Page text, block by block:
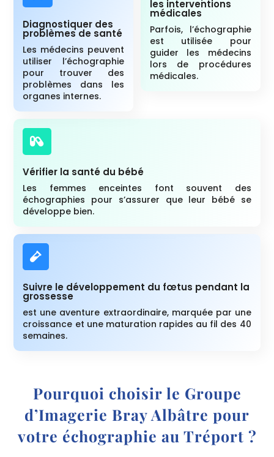
Diagnostiquer des
problèmes de santé
Les médecins peuvent
utiliser l’échographie
pour trouver des
problèmes dans les
organes internes.
les interventions
médicales
Parfois, l’échographie
est utilisée pour
guider les médecins
lors de procédures
médicales.

Vérifier la santé du bébé
Les femmes enceintes font souvent des
échographies pour s’assurer que leur bébé se
développe bien.

Suivre le développement du fœtus pendant la
grossesse
est une aventure extraordinaire, marquée par une
croissance et une maturation rapides au fil des 40
semaines.
Pourquoi choisir le Groupe
d’Imagerie Bray Albâtre pour
votre échographie au Tréport ?